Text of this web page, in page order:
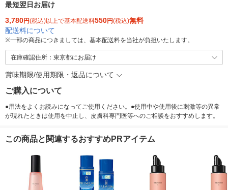
最短翌日お届け
3,780円(税込)以上で基本配送料550円(税込)無料
配送料について
※一部の商品につきましては、基本配送料を当社が負担いたします。
在庫確認住所：東京都にお届け
賞味期限/使用期限・返品について
ご購入について
●用法をよくお読みになってご使用ください。●使用中や使用後に刺激等の異常
が現れたときは使用を中止し、皮膚科専門医等へのご相談をおすすめします。
この商品と関連するおすすめPRアイテム